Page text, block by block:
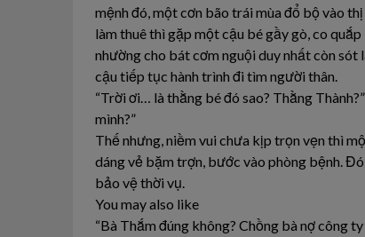
mệnh đó, một cơn bão trái mùa đổ bộ vào
làm thuê thì gặp một cậu bé gầy gò, co
nhường cho bát cơm nguội duy nhất còn
cậu tiếp tục hành trình đi tìm người thân.
“Trời ơi… là thằng bé đó sao? Thằng
mình?”
Thế nhưng, niềm vui chưa kịp trọn vẹn thì
dáng vẻ bặm trợn, bước vào phòng bệnh.
bảo vệ thời vụ.
You may also like
“Bà Thắm đúng không? Chồng bà nợ